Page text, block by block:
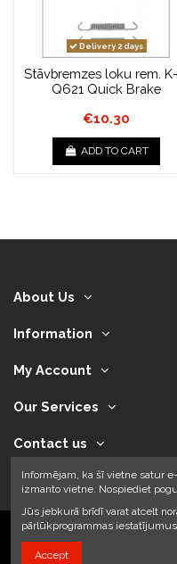
Delivery 2 days
Stāvbremzes loku rem.
Q621 Quick Brake
€10.30
ADD TO CART
About Us
Information
My Account
Our Services
Contact us
Informējam, ka šī vietne satur
izmanto vietne. Nospiediet
Jūs jebkurā brīdī varat atcelt
pārlūkprogrammas
Accept